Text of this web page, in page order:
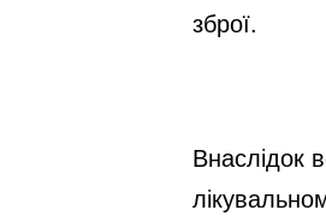
зброї.
Внаслідок